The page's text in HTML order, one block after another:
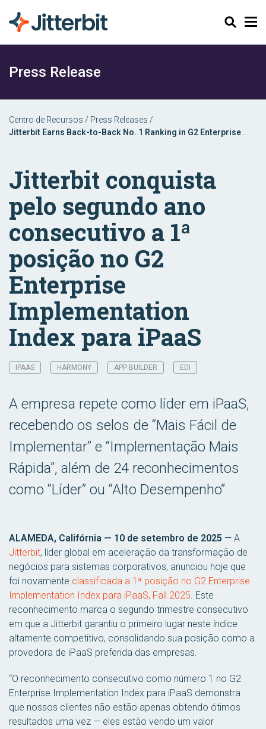
Pesquisar
Press Release
Centro de Recursos / Press Releases /
Jitterbit Earns Back-to-Back No. 1 Ranking in G2 Enterprise
Jitterbit conquista
pelo segundo ano
consecutivo a 1ª
posição no G2
Enterprise
Implementation
Index para iPaaS
IPAAS HARMONY APP BUILDER EDI
A empresa repete como líder em iPaaS,
recebendo os selos de “Mais Fácil de
Implementar” e “Implementação Mais
Rápida”, além de 24 reconhecimentos
como “Líder” ou “Alto Desempenho”
ALAMEDA, Califórnia — 10 de setembro de 2025 — A
Jitterbit, líder global em aceleração da transformação de
negócios para sistemas corporativos, anunciou hoje que
foi novamente classificada a 1ª posição no G2 Enterprise
Implementation Index para iPaaS, Fall 2025. Este
reconhecimento marca o segundo trimestre consecutivo
em que a Jitterbit garantiu o primeiro lugar neste índice
altamente competitivo, consolidando sua posição como a
provedora de iPaaS preferida das empresas.
“O reconhecimento consecutivo como número 1 no G2
Enterprise Implementation Index para iPaaS demonstra
que nossos clientes não estão apenas obtendo ótimos
resultados uma vez — eles estão vendo um valor